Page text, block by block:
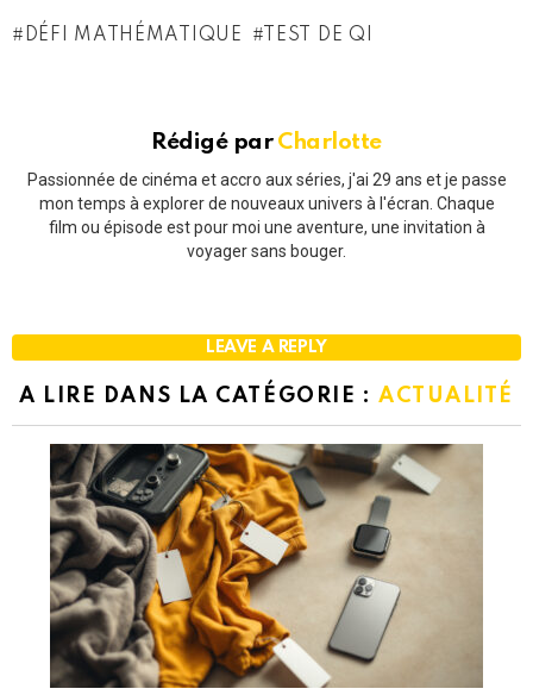
DÉFI MATHÉMATIQUE TEST DE QI
Rédigé par Charlotte
Passionnée de cinéma et accro aux séries, j'ai 29 ans et je passe
mon temps à explorer de nouveaux univers à l'écran. Chaque
film ou épisode est pour moi une aventure, une invitation à
voyager sans bouger.
LEAVE A REPLY
A LIRE DANS LA CATÉGORIE : ACTUALITÉ